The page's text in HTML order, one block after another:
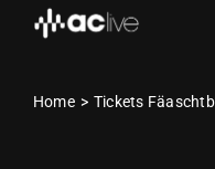
Inhalt
Aktuelle Shows
Home Tickets